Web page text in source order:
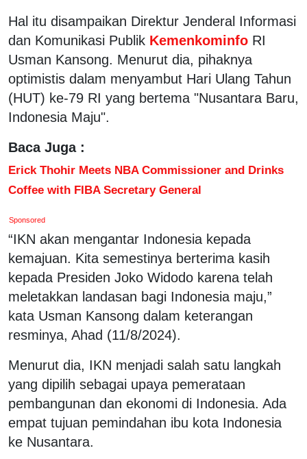
Hal itu disampaikan Direktur Jenderal Informasi
dan Komunikasi Publik Kemenkominfo RI
Usman Kansong. Menurut dia, pihaknya
optimistis dalam menyambut Hari Ulang Tahun
(HUT) ke-79 RI yang bertema "Nusantara Baru,
Indonesia Maju".
Baca Juga :
Erick Thohir Meets NBA Commissioner and Drinks
Coffee with FIBA Secretary General
Sponsored
“IKN akan mengantar Indonesia kepada
kemajuan. Kita semestinya berterima kasih
kepada Presiden Joko Widodo karena telah
meletakkan landasan bagi Indonesia maju,”
kata Usman Kansong dalam keterangan
resminya, Ahad (11/8/2024).
Menurut dia, IKN menjadi salah satu langkah
yang dipilih sebagai upaya pemerataan
pembangunan dan ekonomi di Indonesia. Ada
empat tujuan pemindahan ibu kota Indonesia
ke Nusantara.